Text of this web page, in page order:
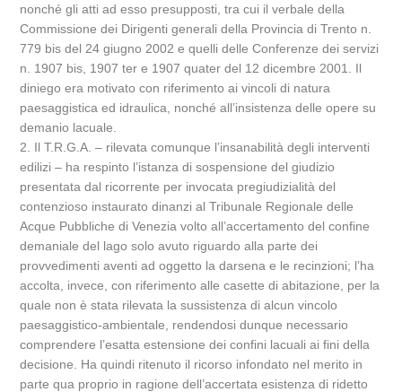
nonché gli atti ad esso presupposti, tra cui il verbale della
Commissione dei Dirigenti generali della Provincia di Trento n.
779 bis del 24 giugno 2002 e quelli delle Conferenze dei servizi
n. 1907 bis, 1907 ter e 1907 quater del 12 dicembre 2001. Il
diniego era motivato con riferimento ai vincoli di natura
paesaggistica ed idraulica, nonché all’insistenza delle opere su
demanio lacuale.
2. Il T.R.G.A. – rilevata comunque l’insanabilità degli interventi
edilizi – ha respinto l’istanza di sospensione del giudizio
presentata dal ricorrente per invocata pregiudizialità del
contenzioso instaurato dinanzi al Tribunale Regionale delle
Acque Pubbliche di Venezia volto all’accertamento del confine
demaniale del lago solo avuto riguardo alla parte dei
provvedimenti aventi ad oggetto la darsena e le recinzioni; l’ha
accolta, invece, con riferimento alle casette di abitazione, per la
quale non è stata rilevata la sussistenza di alcun vincolo
paesaggistico-ambientale, rendendosi dunque necessario
comprendere l’esatta estensione dei confini lacuali ai fini della
decisione. Ha quindi ritenuto il ricorso infondato nel merito in
parte qua proprio in ragione dell’accertata esistenza di ridetto